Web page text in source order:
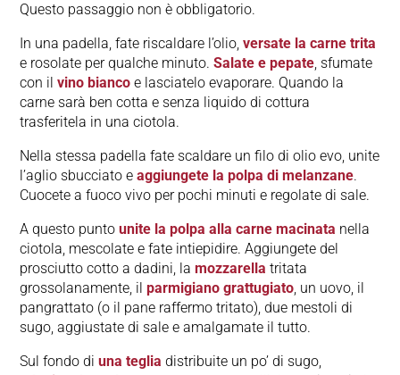
Questo passaggio non è obbligatorio.
In una padella, fate riscaldare l’olio,versate la carne trita
e rosolate per qualche minuto.Salate e pepate, sfumate
con il vino bianco e lasciatelo evaporare. Quando la
carne sarà ben cotta e senza liquido di cottura
trasferitela in una ciotola.
Nella stessa padella fate scaldare un filo di olio evo, unite
l’aglio sbucciato eaggiungete la polpa di melanzane.
Cuocete a fuoco vivo per pochi minuti e regolate di sale.
A questo puntounite la polpa alla carne macinata nella
ciotola, mescolate e fate intiepidire. Aggiungete del
prosciutto cotto a dadini, lamozzarella tritata
grossolanamente, ilparmigiano grattugiato, un uovo, il
pangrattato (o il pane raffermo tritato), due mestoli di
sugo, aggiustate di sale e amalgamate il tutto.
Sul fondo diuna teglia distribuite un po’ di sugo,